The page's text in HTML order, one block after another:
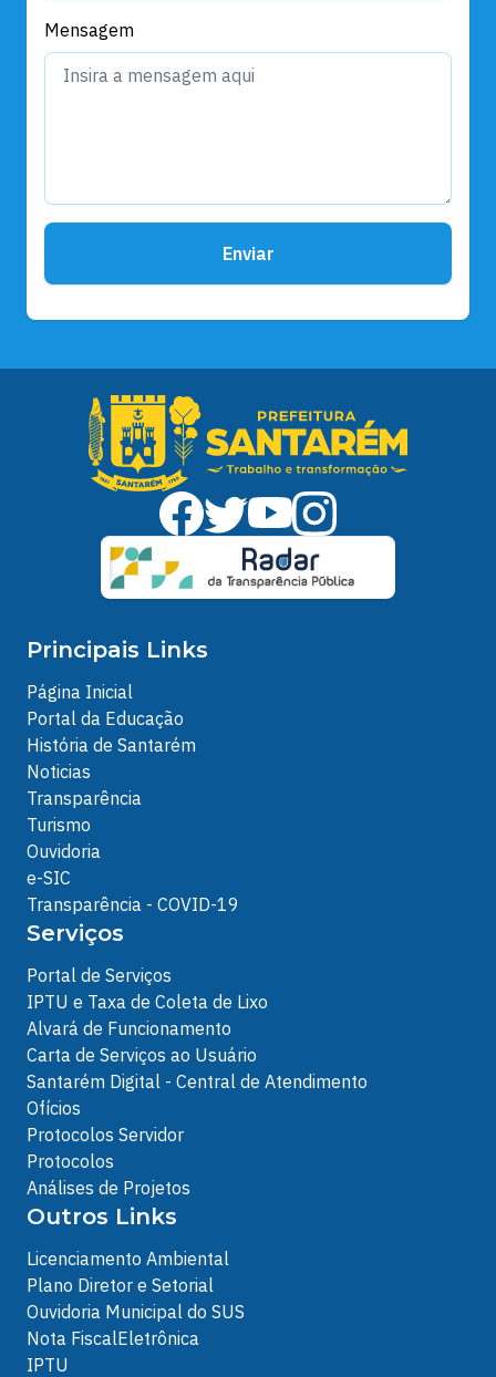
Mensagem
Enviar
Principais Links
Página Inicial
Portal da Educação
História de Santarém
Noticias
Transparência
Turismo
Ouvidoria
e-SIC
Transparência - COVID-19
Serviços
Portal de Serviços
IPTU e Taxa de Coleta de Lixo
Alvará de Funcionamento
Carta de Serviços ao Usuário
Santarém Digital - Central de Atendimento
Ofícios
Protocolos Servidor
Protocolos
Análises de Projetos
Outros Links
Licenciamento Ambiental
Plano Diretor e Setorial
Ouvidoria Municipal do SUS
Nota FiscalEletrônica
IPTU